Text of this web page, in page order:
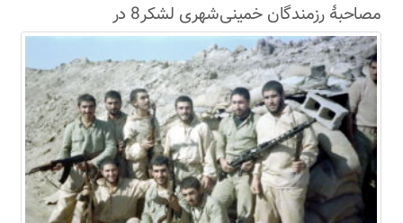
مصاحبۀ رزمندگان خمینی‌شهری لشکر8 در
سال63+فیلم